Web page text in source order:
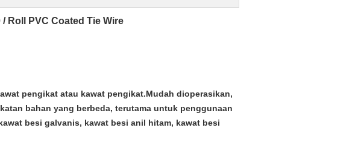
Roll PVC Coated Tie Wire
pengikat atau kawat pengikat.Mudah dioperasikan,
bahan yang berbeda, terutama untuk penggunaan
besi galvanis, kawat besi anil hitam, kawat besi